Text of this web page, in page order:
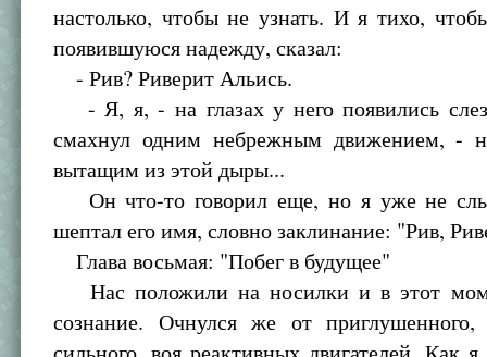
настолько, чтобы не узнать. И я тихо,
появившуюся надежду, сказал:
- Рив? Риверит Альись.
- Я, я, - на глазах у него появились
смахнул одним небрежным движением, -
вытащим из этой дыры...
Он что-то говорил еще, но я уже не
шептал его имя, словно заклинание: "Рив,
Глава восьмая: "Побег в будущее"
Нас положили на носилки и в этот
сознание. Очнулся же от